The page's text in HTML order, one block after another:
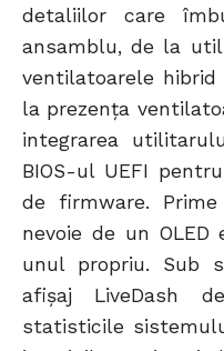
detaliilor care
ansamblu, de la
ventilatoarele
la prezența
integrarea
BIOS-ul UEFI
de firmware.
nevoie de un
unul propriu. Sub
afișaj LiveDash
statisticile